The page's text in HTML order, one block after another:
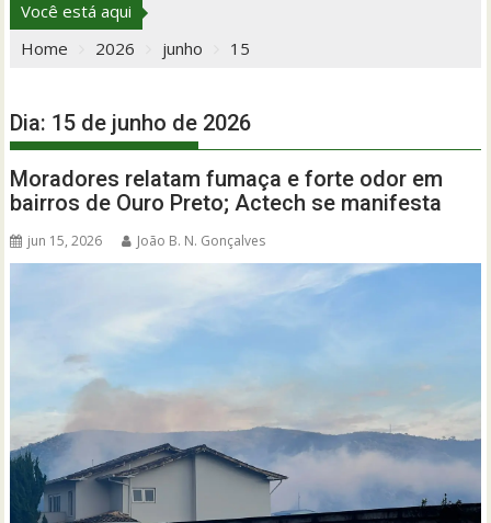
Você está aqui
Home
2026 junho 15
Dia: 15 de junho de 2026
Moradores relatam fumaça e forte odor em
bairros de Ouro Preto; Actech se manifesta
jun 15, 2026 João B. N. Gonçalves